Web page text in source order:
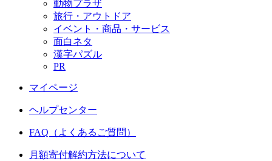
動物プラザ
旅行・アウトドア
イベント・商品・サービス
面白ネタ
漢字パズル
PR
マイページ
ヘルプセンター
FAQ（よくあるご質問）
月額寄付解約方法について